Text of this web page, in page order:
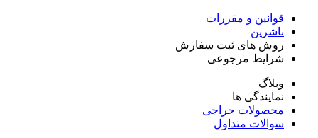
قوانین و مقررات
ناشرین
روش های ثبت سفارش
شرایط مرجوعی
وبلاگ
نمایندگی ها
محصولات حراجی
سوالات متداول